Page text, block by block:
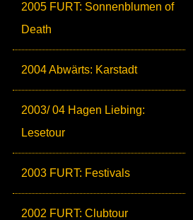
2005 FURT: Sonnenblumen of
Death
2004 Abwärts: Karstadt
2003/ 04 Hagen Liebing:
Lesetour
2003 FURT: Festivals
2002 FURT: Clubtour